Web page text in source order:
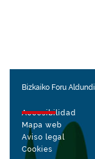
Bizkaiko Foru
Accesibilidad
Mapa web
Aviso legal
Cookies